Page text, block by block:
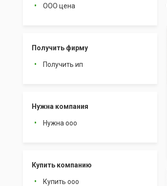
ООО цена
Получить фирму
Получить ип
Нужна компания
Нужна ооо
Купить компанию
Купить ооо